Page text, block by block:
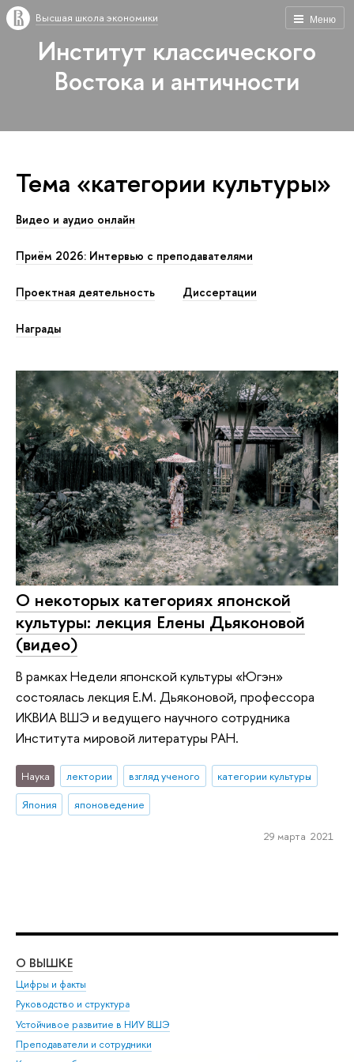
Меню
Высшая школа экономики
Институт классического
Востока и античности
Тема «категории культуры»
Видео и аудио онлайн
Приём 2026: Интервью с преподавателями
Проектная деятельность Диссертации
Награды
О некоторых категориях японской
культуры: лекция Елены Дьяконовой
(видео)
В рамках Недели японской культуры «Югэн»
состоялась лекция Е.М. Дьяконовой, профессора
ИКВИА ВШЭ и ведущего научного сотрудника
Института мировой литературы РАН.
Наука лектории взгляд ученого
категории культуры
Япония
японоведение
29 марта 2021
О ВЫШКЕ
Цифры и факты
Руководство и структура
Устойчивое развитие в НИУ ВШЭ
Преподаватели и сотрудники